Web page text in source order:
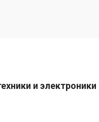
и электроники